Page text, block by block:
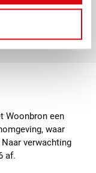
dat
Woonbron een
waar
verwachting
af.